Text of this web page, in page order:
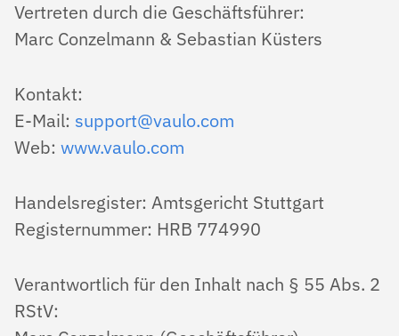
FÜR FREELANCER
LOGIN
Vertreten durch die Geschäftsführer:
Marc Conzelmann & Sebastian Küsters
Kontakt:
E-Mail: support@vaulo.com
Web: www.vaulo.com
Handelsregister: Amtsgericht Stuttgart
Registernummer: HRB 774990
Verantwortlich für den Inhalt nach § 55 Abs. 2
RStV: